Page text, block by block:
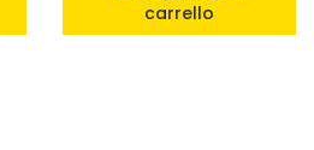
carrello